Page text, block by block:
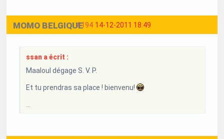
#194 14-12-2011 18:49
MOMO BELGIQUE
ssan a écrit :
Maaloul dégage S. V. P.
Et tu prendras sa place ! bienvenu!
...